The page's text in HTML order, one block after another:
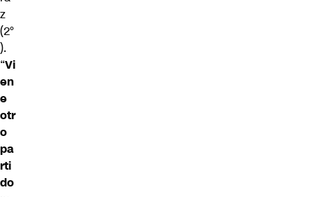
z
(2°
).
“Vi
en
e
otr
o
pa
rti
do